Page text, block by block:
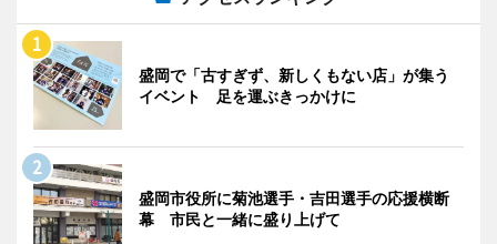
盛岡で「古すぎず、新しくもない店」が集う
イベント 足を運ぶきっかけに
盛岡市役所に菊池選手・吉田選手の応援横断
幕 市民と一緒に盛り上げて